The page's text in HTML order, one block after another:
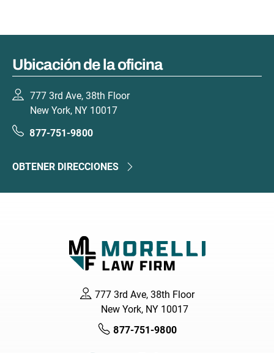
Ubicación de la oficina
777 3rd Ave, 38th Floor
New York, NY 10017
877-751-9800
OBTENER DIRECCIONES
777 3rd Ave, 38th Floor
New York, NY 10017
877-751-9800